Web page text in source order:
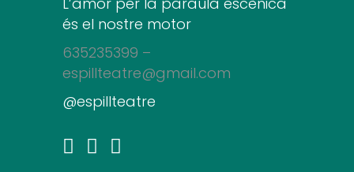
és el nostre motor
635235399 –
espillteatre@gmail.com
@espillteatre